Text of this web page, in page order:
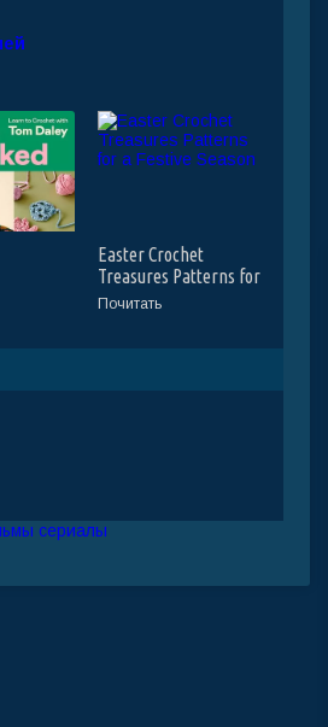
Easter Crochet
Treasures Patterns for
a Festive Season
Почитать